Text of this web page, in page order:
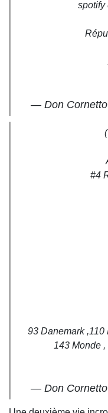
spotify
— Don
#4
93 Danemark
143 Monde
— Don